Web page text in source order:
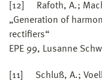
[12] Rafoth, A.;
„Generation of
rectifiers“
EPE 99, Lusanne
[11] Schluß, A.;